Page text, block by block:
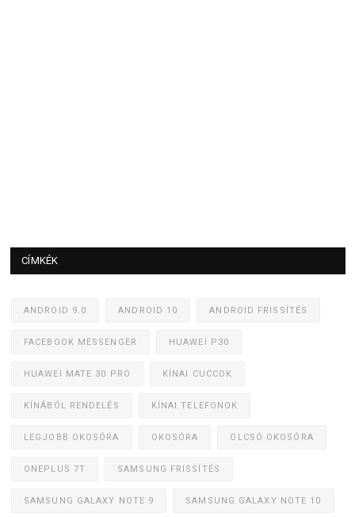
CÍMKÉK
ANDROID 9.0 ANDROID 10 ANDROID FRISSÍTÉS
FACEBOOK MESSENGER HUAWEI P30
HUAWEI MATE 30 PRO KÍNAI CUCCOK
KÍNÁBÓL RENDELÉS KÍNAI TELEFONOK
LEGJOBB OKOSÓRA OKOSÓRA OLCSÓ OKOSÓRA
ONEPLUS 7T SAMSUNG FRISSÍTÉS
SAMSUNG GALAXY NOTE 9 SAMSUNG GALAXY NOTE 10